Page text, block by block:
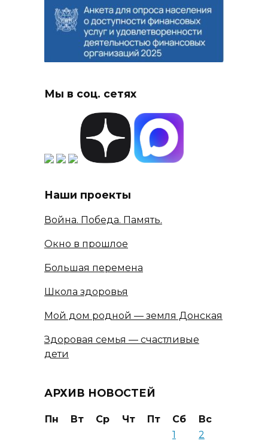
Мы в соц. сетях
Наши проекты
Война. Победа. Память.
Окно в прошлое
Большая перемена
Школа здоровья
Мой дом родной — земля Донская
Здоровая семья — счастливые
дети
АРХИВ НОВОСТЕЙ
Пн Вт Ср Чт Пт Сб
Вс
1
2